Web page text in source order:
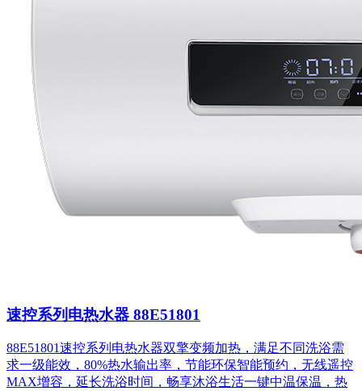
速控系列电热水器 88E51801
88E51801速控系列电热水器双擎变频加热，满足不同洗浴需
求一级能效，80%热水输出率，节能环保智能预约，无线遥控
MAX增容，延长洗浴时间，畅享沐浴生活一键中温保温，热